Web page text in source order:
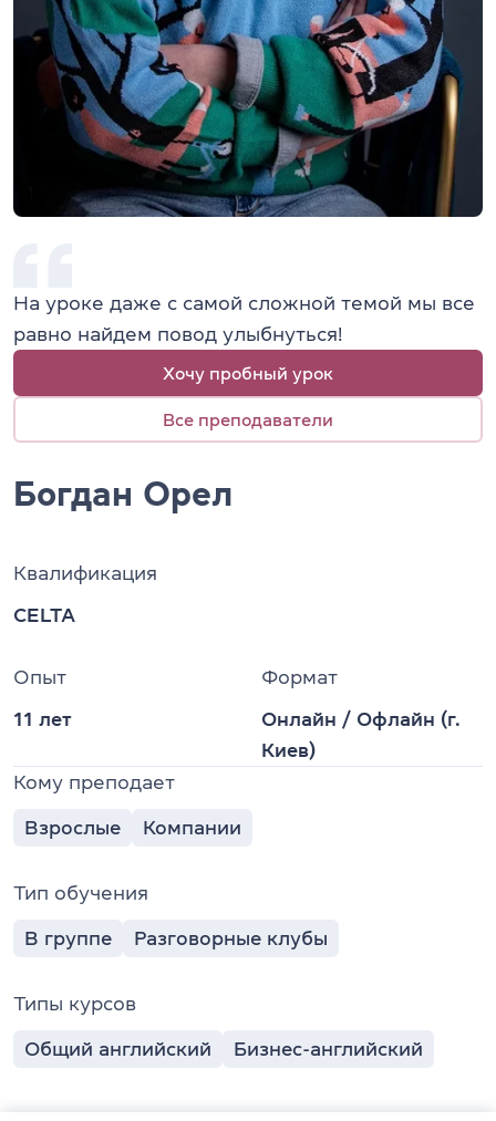
На уроке даже с самой сложной темой мы все
равно найдем повод улыбнуться!
Хочу пробный урок
Все преподаватели
Богдан Орел
Квалификация
CELTA
Опыт
11 лет
Формат
Онлайн / Офлайн (г.
Киев)
Кому преподает
Взрослые Компании
Тип обучения
В группе Разговорные клубы
Типы курсов
Общий английский Бизнес-английский